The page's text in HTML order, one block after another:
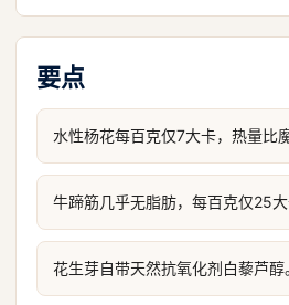
要点
水性杨花每百克仅7大卡，热量比
牛蹄筋几乎无脂肪，每百克仅25大
花生芽自带天然抗氧化剂白藜芦醇